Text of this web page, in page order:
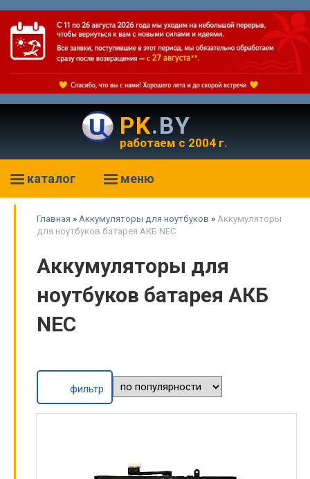
PK.BY
работаем с 2004 г.
каталог меню
Главная » Аккумуляторы для ноутбуков » Аккумуляторы
для ноутбуков батарея АКБ NEC
Аккумуляторы для
ноутбуков батарея АКБ
NEC
фильтр